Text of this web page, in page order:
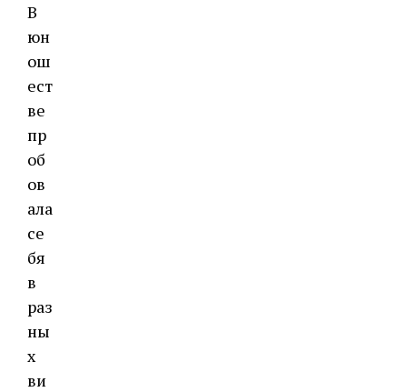
В
юн
ош
ест
ве
пр
об
ов
ала
се
бя
в
раз
ны
х
ви